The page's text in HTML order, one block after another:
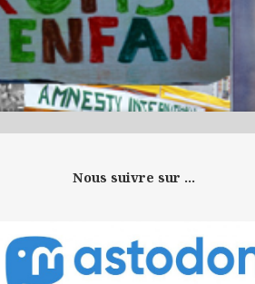
Nous suivre sur ...